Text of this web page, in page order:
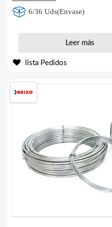
6/36 Uds(Envase)
Leer más
lista Pedidos